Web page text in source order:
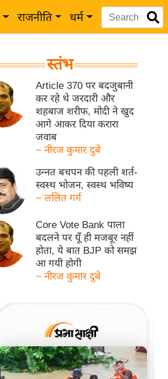
राजनीति धर्म
स्तंभ
Article 370 पर बदजुबानी
कर रहे थे जरदारी और
शहबाज शरीफ, मोदी ने खुद
आगे आकर दिया करारा
जवाब
~ नीरज कुमार दुबे
उन्नत बचपन की पहली शर्त-
स्वस्थ भोजन, स्वस्थ भविष्य
~ ललित गर्ग
Core Vote Bank पाला
बदलने पर यूँ ही मजबूर नहीं
होता, ये बात BJP को समझ
आ गयी होगी
~ नीरज कुमार दुबे